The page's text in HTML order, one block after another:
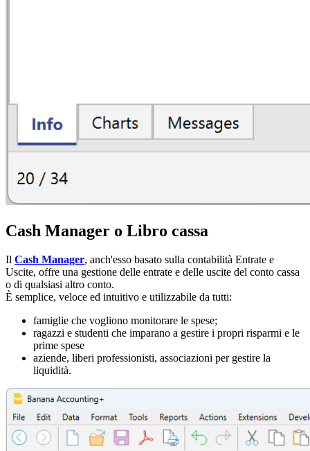
Cash Manager o Libro cassa
Il Cash Manager, anch'esso basato sulla contabilità Entrate e
Uscite, offre una gestione delle entrate e delle uscite del conto cassa
o di qualsiasi altro conto.
È semplice, veloce ed intuitivo e utilizzabile da tutti:
famiglie che vogliono monitorare le spese;
ragazzi e studenti che imparano a gestire i propri risparmi e le
prime spese
aziende, liberi professionisti, associazioni per gestire la
liquidità.